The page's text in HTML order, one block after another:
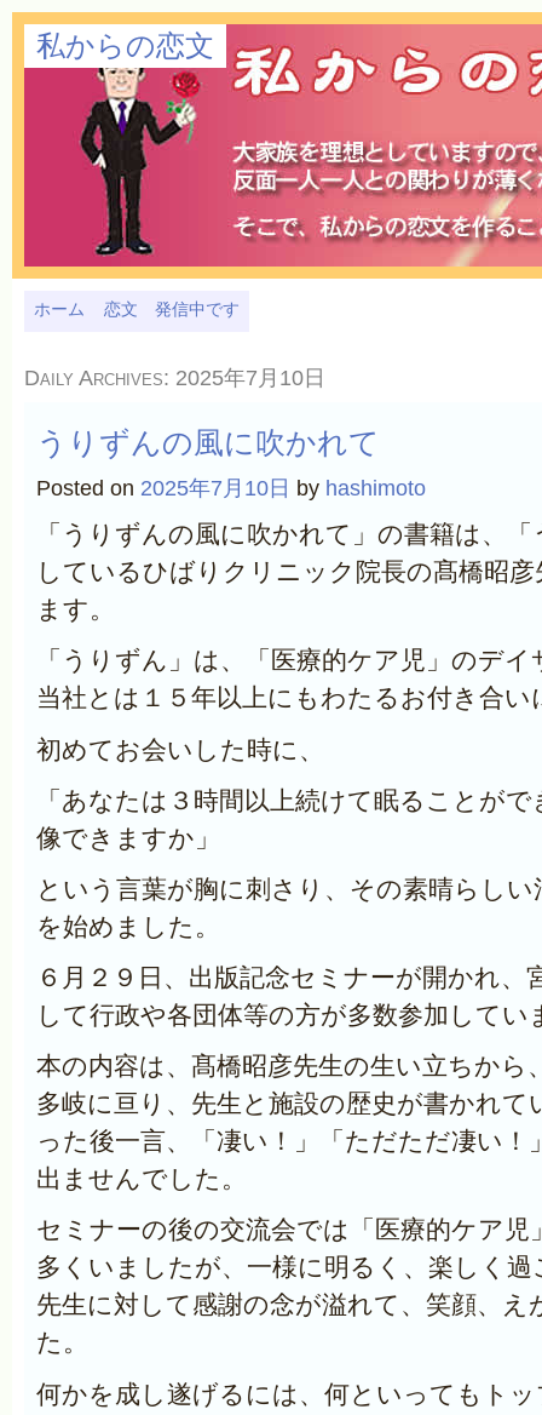
私からの恋文
ホーム 恋文 発信中です
Daily Archives: 2025年7月10日
うりずんの風に吹かれて
Posted on 2025年7月10日 by hashimoto
「うりずんの風に吹かれて」の書籍は、
しているひばりクリニック院長の髙橋昭
ます。
「うりずん」は、「医療的ケア児」のデ
当社とは１５年以上にもわたるお付き合い
初めてお会いした時に、
「あなたは３時間以上続けて眠ることが
像できますか」
という言葉が胸に刺さり、その素晴らしい
を始めました。
６月２９日、出版記念セミナーが開かれ、
して行政や各団体等の方が多数参加してい
本の内容は、髙橋昭彦先生の生い立ちから
多岐に亘り、先生と施設の歴史が書かれて
った後一言、「凄い！」「ただただ凄い！
出ませんでした。
セミナーの後の交流会では「医療的ケア児
多くいましたが、一様に明るく、楽しく
先生に対して感謝の念が溢れて、 笑顔、え
た。
何かを成し遂げるには、何といってもト